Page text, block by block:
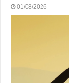
01/08/2026